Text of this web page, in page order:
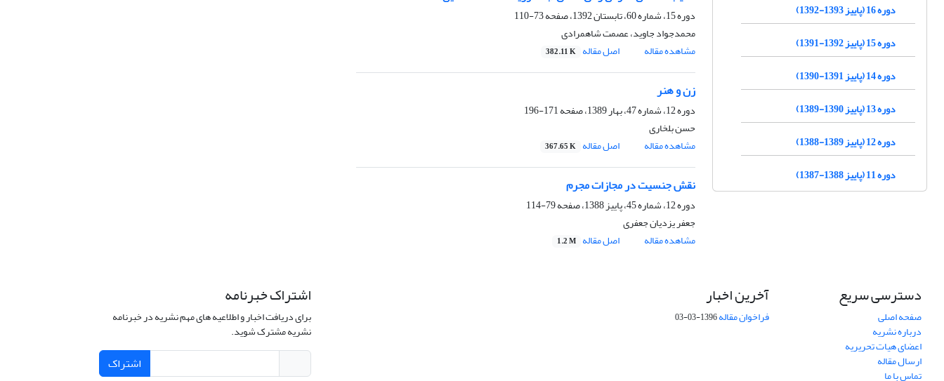
دوره 15، شماره 60، تابستان 1392، صفحه
73-110
محمدجواد جاوید، عصمت شاهمرادی
مشاهده مقاله
اصل مقاله 382.11 K
زن و هنر
دوره 12، شماره 47، بهار 1389، صفحه
171-196
حسن بلخاری
مشاهده مقاله
اصل مقاله 367.65 K
نقش جنسیت در مجازات مجرم
دوره 12، شماره 45، پاییز 1388، صفحه
79-114
جعفر یزدیان جعفری
مشاهده مقاله
اصل مقاله 1.2 M
دوره 16 (پاییز 1393-1392)
دوره 15 (پاییز 1392-1391)
دوره 14 (پاییز 1391-1390)
دوره 13 (پاییز 1390-1389)
دوره 12 (پاییز 1389-1388)
دوره 11 (پاییز 1388-1387)
دسترسی سریع
صفحه اصلی
درباره نشریه
اعضای هیات تحریریه
ارسال مقاله
تماس با ما
آخرین اخبار
فراخوان مقاله1396-03-03
اشتراک خبرنامه
برای دریافت اخبار و اطلاعیه های مهم نشریه در خبرنامه
نشریه مشترک شوید.
اشتراک